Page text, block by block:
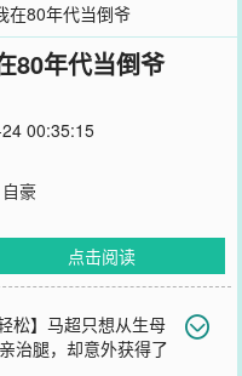
在80年代当倒爷
80年代当倒爷
00:35:15
豪
点击阅读
松】马超只想从生母
治腿，却意外获得了